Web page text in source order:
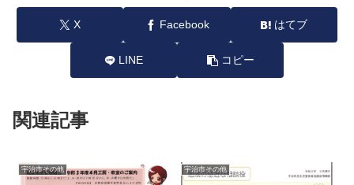
X Facebook はてブ
LINE コピー
関連記事
宇治市その他 宇治市その他